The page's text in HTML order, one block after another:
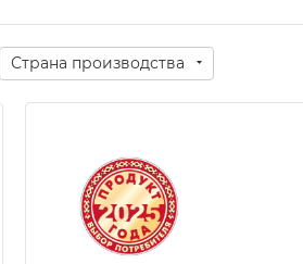
Страна производства